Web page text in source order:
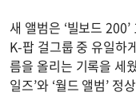
새 앨범은 ‘빌보드
K-팝 걸그룹 중 유일하
름을 올리는 기록을 세
일즈’와 ‘월드 앨범’ 정